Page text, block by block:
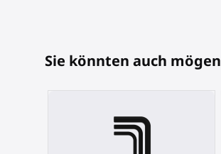
Sie könnten auch mögen